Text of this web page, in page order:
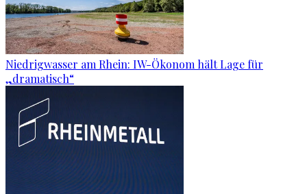
Niedrigwasser am Rhein: IW-Ökonom hält Lage für
„dramatisch“